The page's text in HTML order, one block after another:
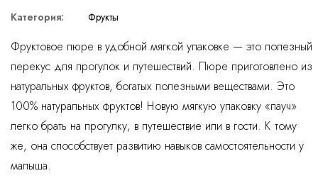
Категория: Фрукты
Фруктовое пюре в удобной мягкой упаковке — это полезный
перекус для прогулок и путешествий. Пюре приготовлено из
натуральных фруктов, богатых полезными веществами. Это
100% натуральных фруктов! Новую мягкую упаковку «пауч»
легко брать на прогулку, в путешествие или в гости. К тому
же, она способствует развитию навыков самостоятельности у
малыша.